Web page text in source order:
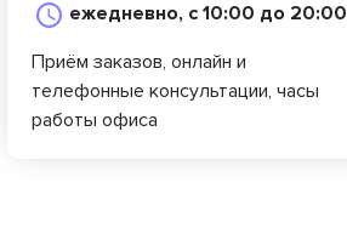
ежедневно, с 10:00 до 20:00
Приём заказов, онлайн и
телефонные консультации, часы
работы офиса